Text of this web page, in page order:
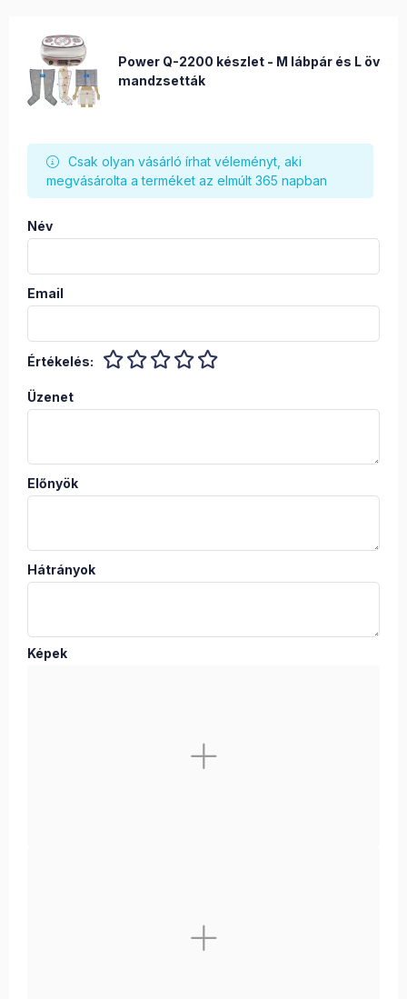
Power Q-2200 készlet - M lábpár és L öv
mandzsetták
Csak olyan vásárló írhat véleményt, aki
megvásárolta a terméket az elmúlt 365 napban
Név
Email
Értékelés:
Üzenet
Előnyök
Hátrányok
Képek